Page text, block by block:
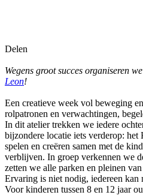
Delen
Wegens groot succes organiseren
Leon!
Een creatieve week vol beweging
rolpatronen en verwachtingen,
In dit atelier trekken we iedere
bijzondere locatie iets verderop: het
spelen en creëren samen met de
verblijven. In groep verkennen we
zetten we alle parken en pleinen
Ervaring is niet nodig, iedereen kan
Voor kinderen tussen 8 en 12 jaar